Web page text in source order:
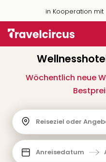
in Kooperation mit
Wöchentlich neue
Reiseziel oder
Anreisedatum